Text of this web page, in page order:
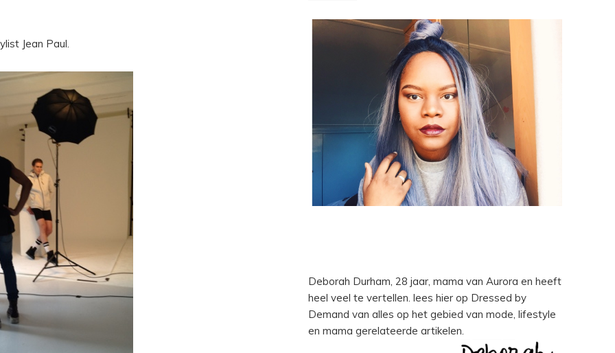
Jean Paul.
Deborah Durham, 28 jaar, mama van Aurora en heeft
heel veel te vertellen. lees hier op Dressed by
Demand van alles op het gebied van mode, lifestyle
en mama gerelateerde artikelen.